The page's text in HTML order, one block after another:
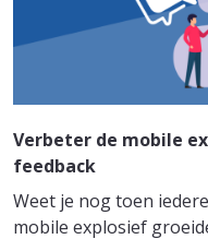
Verbeter de mobile
feedback
Weet je nog toen
mobile explosief